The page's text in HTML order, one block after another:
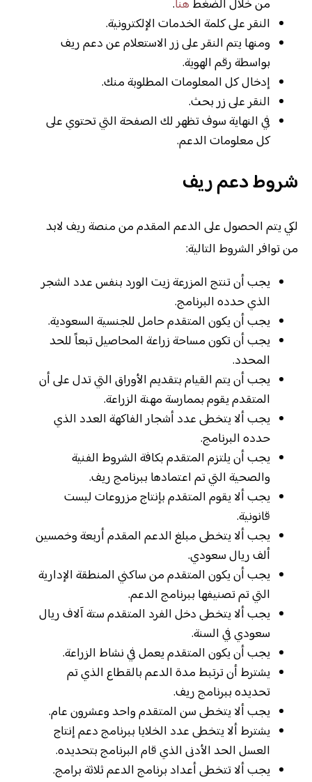
من خلال الضغط هنا.
النقر على كلمة الخدمات الإلكترونية.
ومنها يتم النقر على زر الاستعلام عن دعم ريف
بواسطة رقم الهوية.
إدخال كل المعلومات المطلوبة منك.
النقر على زر بحث.
في النهاية سوف تظهر لك الصفحة التي تحتوي على
كل معلومات الدعم.
شروط دعم ريف
لكي يتم الحصول على الدعم المقدم من منصة ريف لابد
من توافر الشروط التالية:
يجب أن تنتج المزرعة زيت الورد بنفس عدد الشجر
الذي حدده البرنامج.
يجب أن يكون المتقدم حامل للجنسية السعودية.
يجب أن تكون مساحة زراعة المحاصيل تبعاً للحد
المحدد.
يجب أن يتم القيام بتقديم الأوراق التي تدل على أن
المتقدم يقوم بممارسة مهنة الزراعة.
يجب ألا يتخطى عدد أشجار الفاكهة العدد الذي
حدده البرنامج.
يجب أن يلتزم المتقدم بكافة الشروط الفنية
والصحية التي تم اعتمادها ببرنامج ريف.
يجب ألا يقوم المتقدم بإنتاج مزروعات ليست
قانونية.
يجب ألا يتخطى مبلغ الدعم المقدم أربعة وخمسين
ألف ريال سعودي.
يجب أن يكون المتقدم من ساكني المنطقة الإدارية
التي تم تصنيفها ببرنامج الدعم.
يجب ألا يتخطى دخل الفرد المتقدم ستة آلاف ريال
سعودي في السنة.
يجب أن يكون المتقدم يعمل في نشاط الزراعة.
يشترط أن ترتبط مدة الدعم بالقطاع الذي تم
تحديده ببرنامج ريف.
يجب ألا يتخطى سن المتقدم واحد وعشرون عام.
يشترط ألا يتخطى عدد الخلايا ببرنامج دعم إنتاج
العسل الحد الأدنى الذي قام البرنامج بتحديده.
يجب ألا تتخطى أعداد برنامج الدعم ثلاثة برامج.